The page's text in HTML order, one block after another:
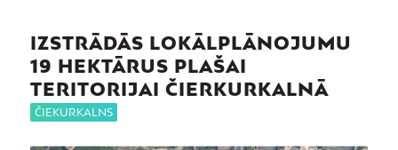
IZSTRĀDĀS LOKĀLPLĀNOJUMU
19 HEKTĀRUS PLAŠAI
TERITORIJAI ČIERKURKALNĀ
ČIEKURKALNS